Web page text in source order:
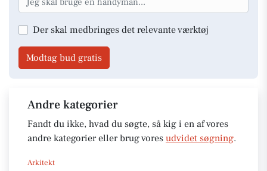
Der skal medbringes det relevante værktøj
Modtag bud gratis
Andre kategorier
Fandt du ikke, hvad du søgte, så kig i en af vores
andre kategorier eller brug vores udvidet søgning.
Arkitekt